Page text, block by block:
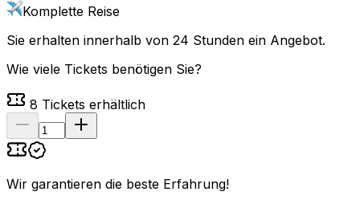
Komplette Reise
Sie erhalten innerhalb von 24 Stunden ein Angebot.
Wie viele Tickets benötigen Sie?
8 Tickets erhältlich
Wir garantieren die beste Erfahrung!